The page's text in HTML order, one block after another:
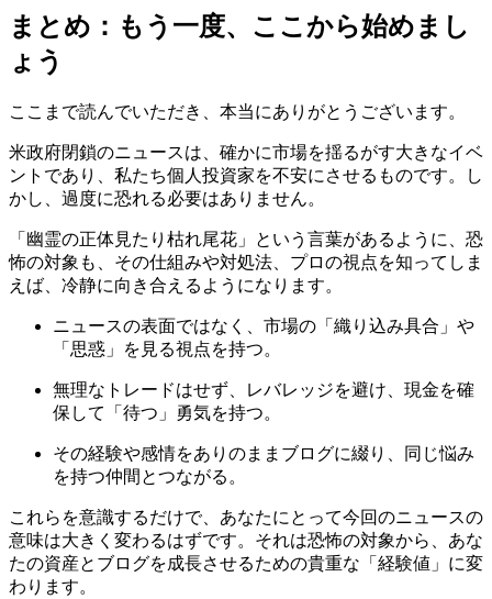
まとめ：もう一度、ここから始めまし
ょう
ここまで読んでいただき、本当にありがとうございます。
米政府閉鎖のニュースは、確かに市場を揺るがす大きなイベ
ントであり、私たち個人投資家を不安にさせるものです。し
かし、過度に恐れる必要はありません。
「幽霊の正体見たり枯れ尾花」という言葉があるように、恐
怖の対象も、その仕組みや対処法、プロの視点を知ってしま
えば、冷静に向き合えるようになります。
ニュースの表面ではなく、市場の「織り込み具合」や
「思惑」を見る視点を持つ。
無理なトレードはせず、レバレッジを避け、現金を確
保して「待つ」勇気を持つ。
その経験や感情をありのままブログに綴り、同じ悩み
を持つ仲間とつながる。
これらを意識するだけで、あなたにとって今回のニュースの
意味は大きく変わるはずです。それは恐怖の対象から、あな
たの資産とブログを成長させるための貴重な「経験値」に変
わります。